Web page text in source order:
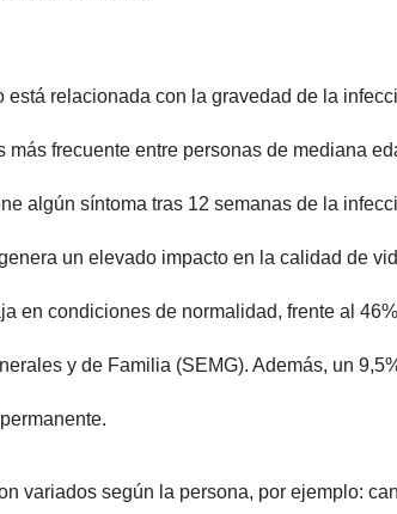
está relacionada con la gravedad de la
más frecuente entre personas de mediana
algún síntoma tras 12 semanas de la
un elevado impacto en la calidad de
en condiciones de normalidad, frente al
y de Familia (SEMG). Además, un
variados según la persona, por ejemplo: